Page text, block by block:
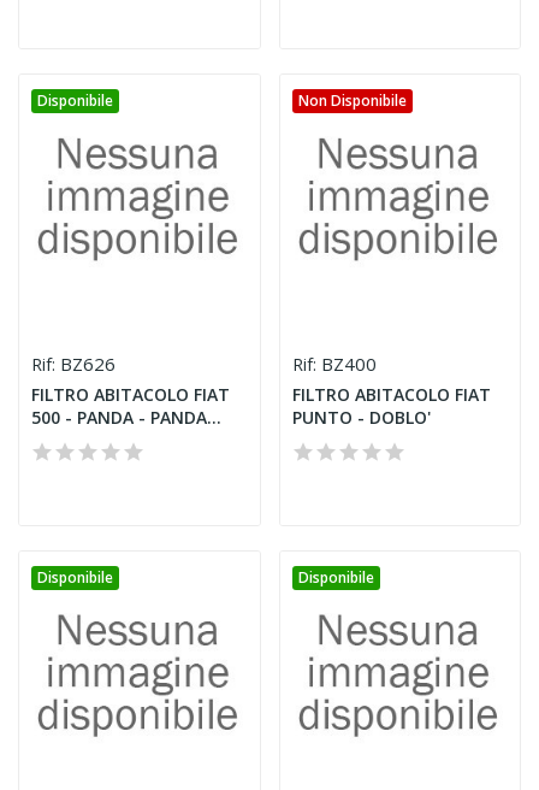
Disponibile
Rif: BZ626
FILTRO ABITACOLO FIAT
500 - PANDA - PANDA
VAN...
Non Disponibile
Rif: BZ400
FILTRO ABITACOLO FIAT
PUNTO - DOBLO'
Disponibile Disponibile